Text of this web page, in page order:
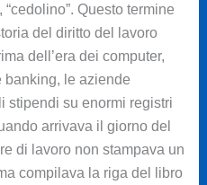
Questo termine
del diritto del lavoro
dell’era dei computer,
banking, le aziende
stipendi su enormi registri
arrivava il giorno del
di lavoro non stampava un
compilava la riga del libro